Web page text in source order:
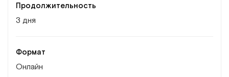
Продолжительность
3 дня
Формат
Онлайн
Реабилитация
Эстетическая медицина